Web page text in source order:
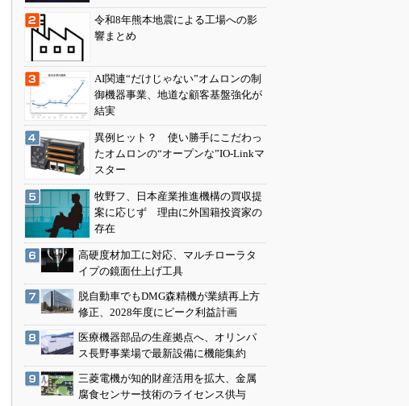
令和8年熊本地震による工場への影
響まとめ
AI関連“だけじゃない”オムロンの制
御機器事業、地道な顧客基盤強化が
結実
異例ヒット？ 使い勝手にこだわっ
たオムロンの“オープンな”IO-Linkマ
スター
牧野フ、日本産業推進機構の買収提
案に応じず 理由に外国籍投資家の
存在
高硬度材加工に対応、マルチローラタ
イプの鏡面仕上げ工具
脱自動車でもDMG森精機が業績再上方
修正、2028年度にピーク利益計画
医療機器部品の生産拠点へ、オリンパ
ス長野事業場で最新設備に機能集約
三菱電機が知的財産活用を拡大、金属
腐食センサー技術のライセンス供与